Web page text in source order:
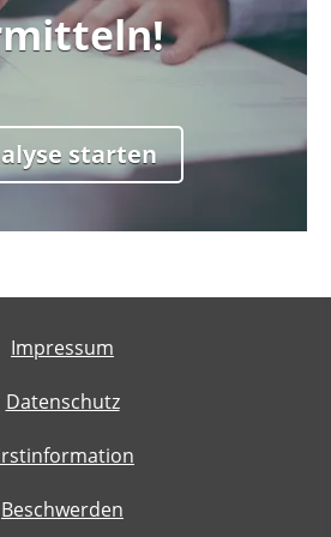
starten
Beziehung
Impressum
Datenschutz
Beschwerden